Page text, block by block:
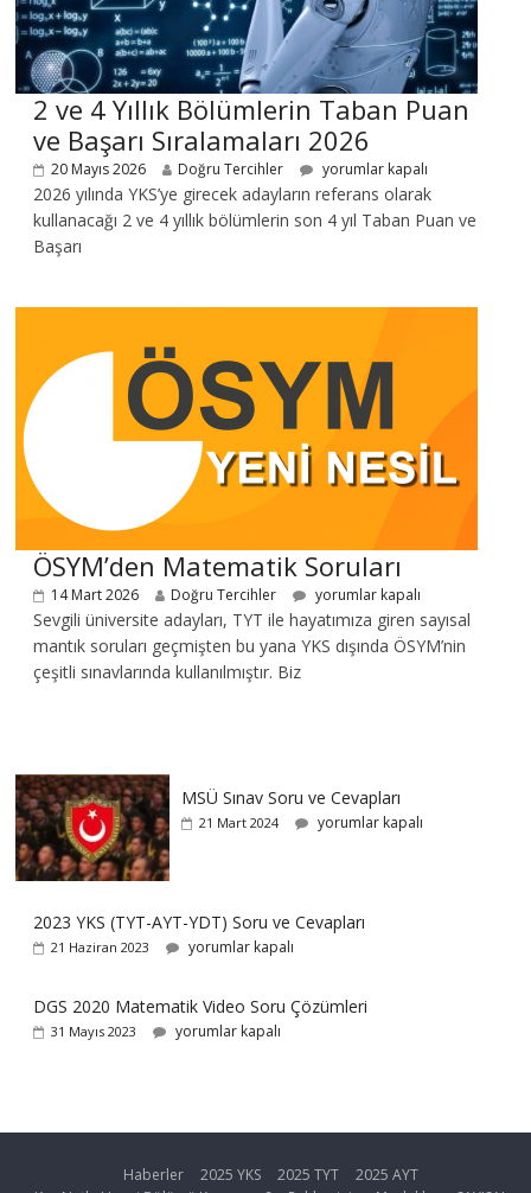
2 ve 4 Yıllık Bölümlerin Taban Puan
ve Başarı Sıralamaları 2026
20 Mayıs 2026 Doğru Tercihler yorumlar kapalı
2026 yılında YKS’ye girecek adayların referans olarak
kullanacağı 2 ve 4 yıllık bölümlerin son 4 yıl Taban Puan ve
Başarı
ÖSYM’den Matematik Soruları
14 Mart 2026 Doğru Tercihler yorumlar kapalı
Sevgili üniversite adayları, TYT ile hayatımıza giren sayısal
mantık soruları geçmişten bu yana YKS dışında ÖSYM’nin
çeşitli sınavlarında kullanılmıştır. Biz
MSÜ Sınav Soru ve Cevapları
21 Mart 2024 yorumlar kapalı
2023 YKS (TYT-AYT-YDT) Soru ve Cevapları
21 Haziran 2023 yorumlar kapalı
DGS 2020 Matematik Video Soru Çözümleri
31 Mayıs 2023 yorumlar kapalı
Haberler 2025 YKS 2025 TYT
2025 AYT